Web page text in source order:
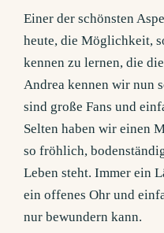
Einer der schönsten
heute, die Möglichkeit,
kennen zu lernen, die
Andrea kennen wir nun
sind große Fans und
Selten haben wir einen
so fröhlich,
Leben steht. Immer ein
ein offenes Ohr und
nur bewundern kann.